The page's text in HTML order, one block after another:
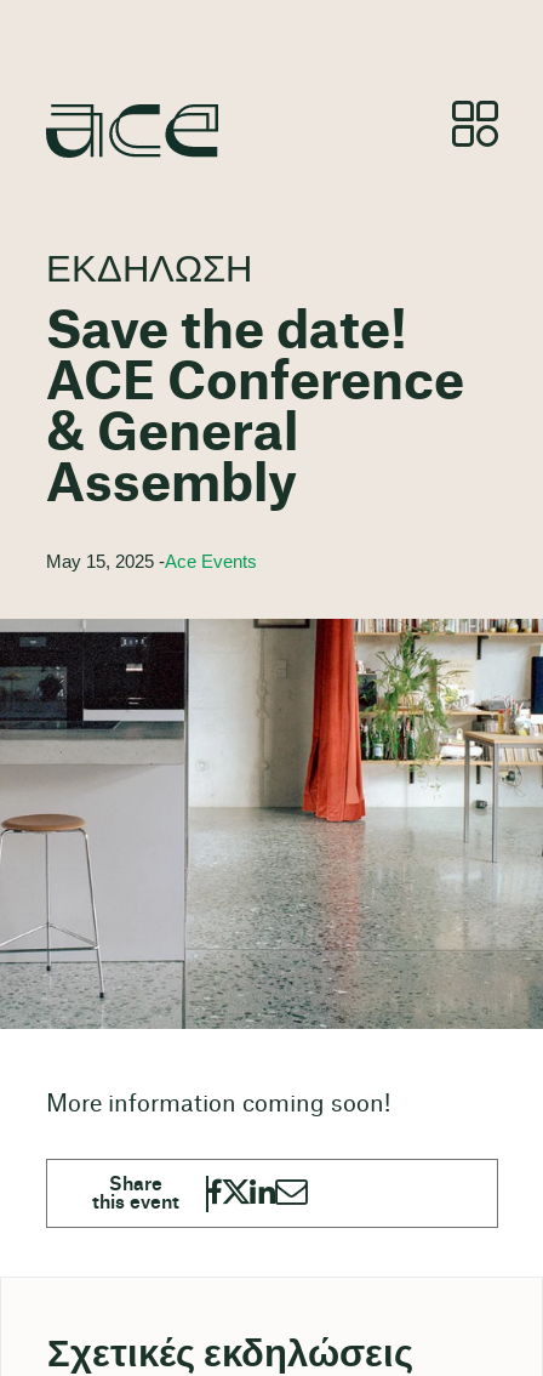
ΕΚΔΉΛΩΣΗ
Save the date!
ACE Conference
& General
Assembly
May 15, 2025 -Ace Events
More information coming soon!
Σχετικές εκδηλώσεις